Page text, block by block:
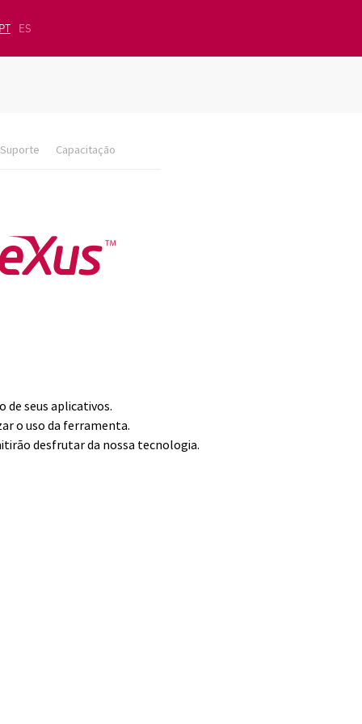
ES
Suporte Capacitação
de seus aplicativos.
o uso da ferramenta.
desfrutar da nossa tecnologia.